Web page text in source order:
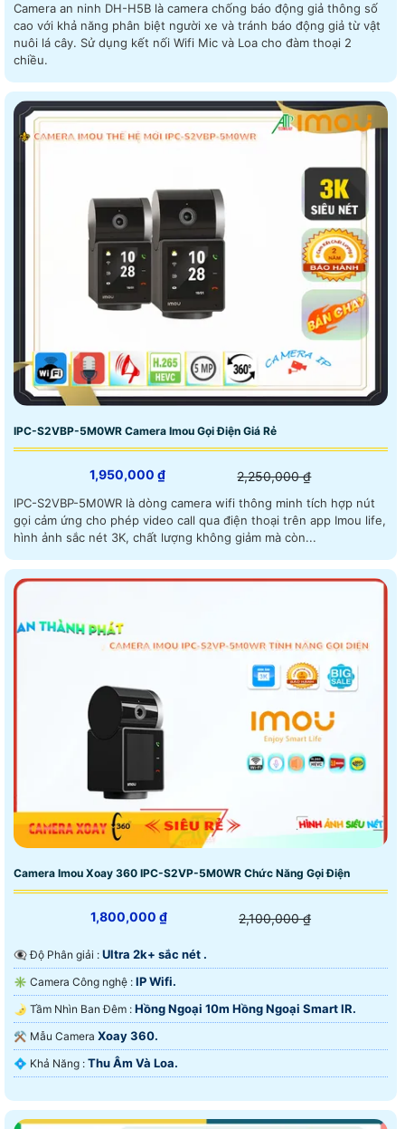
Camera an ninh DH-H5B là camera chống báo động giả thông số
cao với khả năng phân biệt người xe và tránh báo động giả từ vật
nuôi lá cây. Sử dụng kết nối Wifi Mic và Loa cho đàm thoại 2
chiều.
IPC-S2VBP-5M0WR Camera Imou Gọi Điện Giá Rẻ
1,950,000 ₫ 2,250,000 ₫
IPC-S2VBP-5M0WR là dòng camera wifi thông minh tích hợp nút
gọi cảm ứng cho phép video call qua điện thoại trên app Imou life,
hình ảnh sắc nét 3K, chất lượng không giảm mà còn...
Camera Imou Xoay 360 IPC-S2VP-5M0WR Chức Năng Gọi Điện
1,800,000 ₫ 2,100,000 ₫
👁️‍🗨 Độ Phân giải : Ultra 2k+ sắc nét .
✳️ Camera Công nghệ : IP Wifi.
🌛 Tầm Nhìn Ban Đêm : Hồng Ngoại 10m Hồng Ngoại Smart IR.
⚒ Mẫu Camera Xoay 360.
️💠 Khả Năng : Thu Âm Và Loa.